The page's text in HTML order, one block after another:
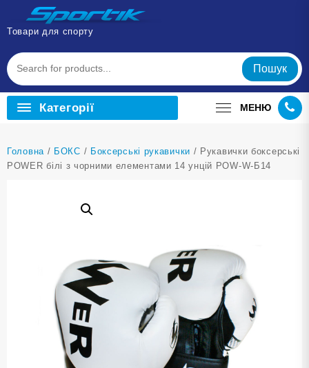
Перейти
вмісту
Товари для спорту
Пошук
Категорії МЕНЮ
Головна / БОКС / Боксерські рукавички / Рукавички боксерські
POWER білі з чорними елементами 14 унцій POW-W-Б14